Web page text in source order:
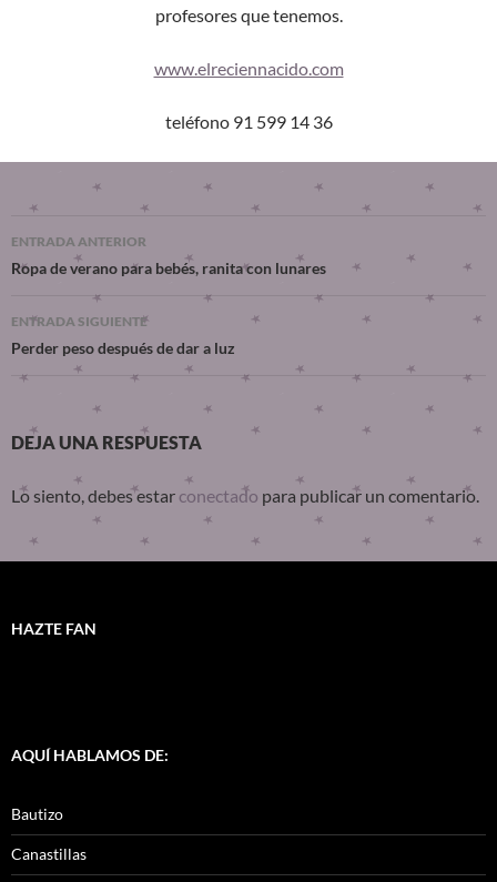
profesores que tenemos.
www.elreciennacido.com
teléfono 91 599 14 36
ENTRADA ANTERIOR
Ropa de verano para bebés, ranita con lunares
ENTRADA SIGUIENTE
Perder peso después de dar a luz
DEJA UNA RESPUESTA
Lo siento, debes estar conectado para publicar un comentario.
HAZTE FAN
AQUÍ HABLAMOS DE:
Bautizo
Canastillas